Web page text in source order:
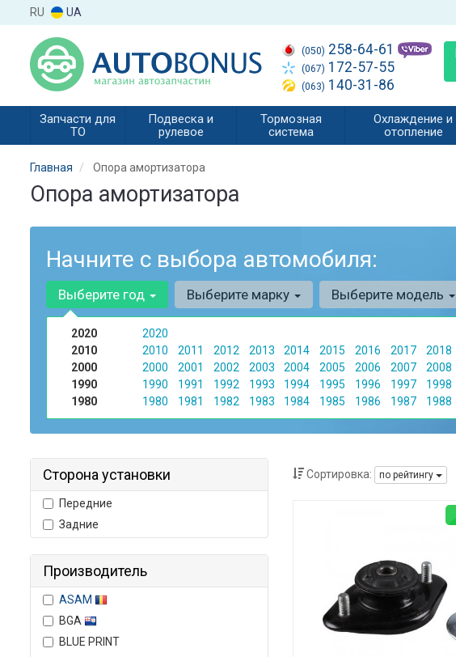
RU UA
(050) 258-64-61
(067) 172-57-55
(063) 140-31-86
Запчасти для
ТО
Подвеска и
рулевое
Тормозная
система
Охлаждение и
отопление
Главная Опора амортизатора
Опора амортизатора
Начните с выбора автомобиля:
Выберите год
2020
2020
2010
2010 2011 2012 2013 2014 2015 2016 2017 2018
2000
2000 2001 2002 2003 2004 2005 2006 2007 2008
1990
1990 1991 1992 1993 1994 1995 1996 1997 1998
1980
1980 1981 1982 1983 1984 1985 1986 1987 1988
Выберите марку Выберите модель
Сторона установки
Передние
Задние
Производитель
ASAM
BGA
BLUE PRINT
Сортировка: по рейтингу